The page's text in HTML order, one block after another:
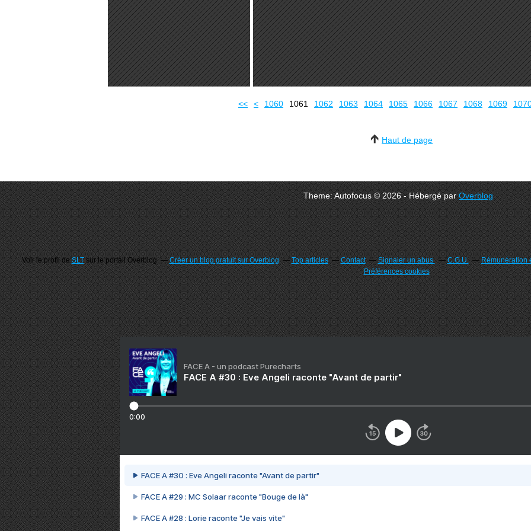
<< < 1000
1010
1020
1030
1040
1050
1060 1061 1062 1063 1064 1065 1066 1067 1068 1069
Haut de page
Theme: Autofocus © 2026 - Hébergé parOverblog
Voir le profil deSLTsur le portail Overblog Créer un blog gratuit sur Overblog Top articles Contact Signaler un abus C.G.U. Rémunération
Préférences cookies
FACE A - un podcast Purecharts
FACE A #30 : Eve Angeli raconte "Avant de partir"
0:00
FACE A #30 : Eve Angeli raconte "Avant de partir"
FACE A #29 : MC Solaar raconte "Bouge de là"
FACE A #28 : Lorie raconte "Je vais vite"